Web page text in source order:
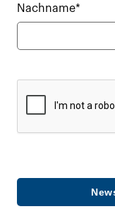
Nachname*